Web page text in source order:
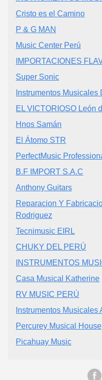
Cristo es el Camino
P & G MAN
Music Center Perú
IMPORTACIONES
Super Sonic
Instrumentos Musicales
EL VICTORIOSO León
Hnos Samán
El Átomo STR
PerfectMusic
B.F IMPORT S.A.C
Anthony Guitars
Reparacion Y
Rodriguez
Tecnimusic EIRL
CHUKY DEL PERÚ
INSTRUMENTOS
Casa Musical Katherine
RV MUSIC PERÚ
Instrumentos
Percurey Musical House
Picahuay Music